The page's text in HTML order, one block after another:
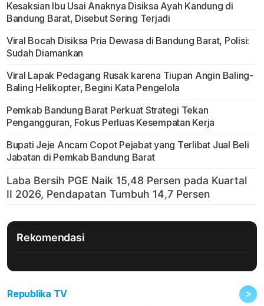
Kesaksian Ibu Usai Anaknya Disiksa Ayah Kandung di
Bandung Barat, Disebut Sering Terjadi
Viral Bocah Disiksa Pria Dewasa di Bandung Barat, Polisi:
Sudah Diamankan
Viral Lapak Pedagang Rusak karena Tiupan Angin Baling-
Baling Helikopter, Begini Kata Pengelola
Pemkab Bandung Barat Perkuat Strategi Tekan
Pengangguran, Fokus Perluas Kesempatan Kerja
Bupati Jeje Ancam Copot Pejabat yang Terlibat Jual Beli
Jabatan di Pemkab Bandung Barat
Rekomendasi
Republika TV >